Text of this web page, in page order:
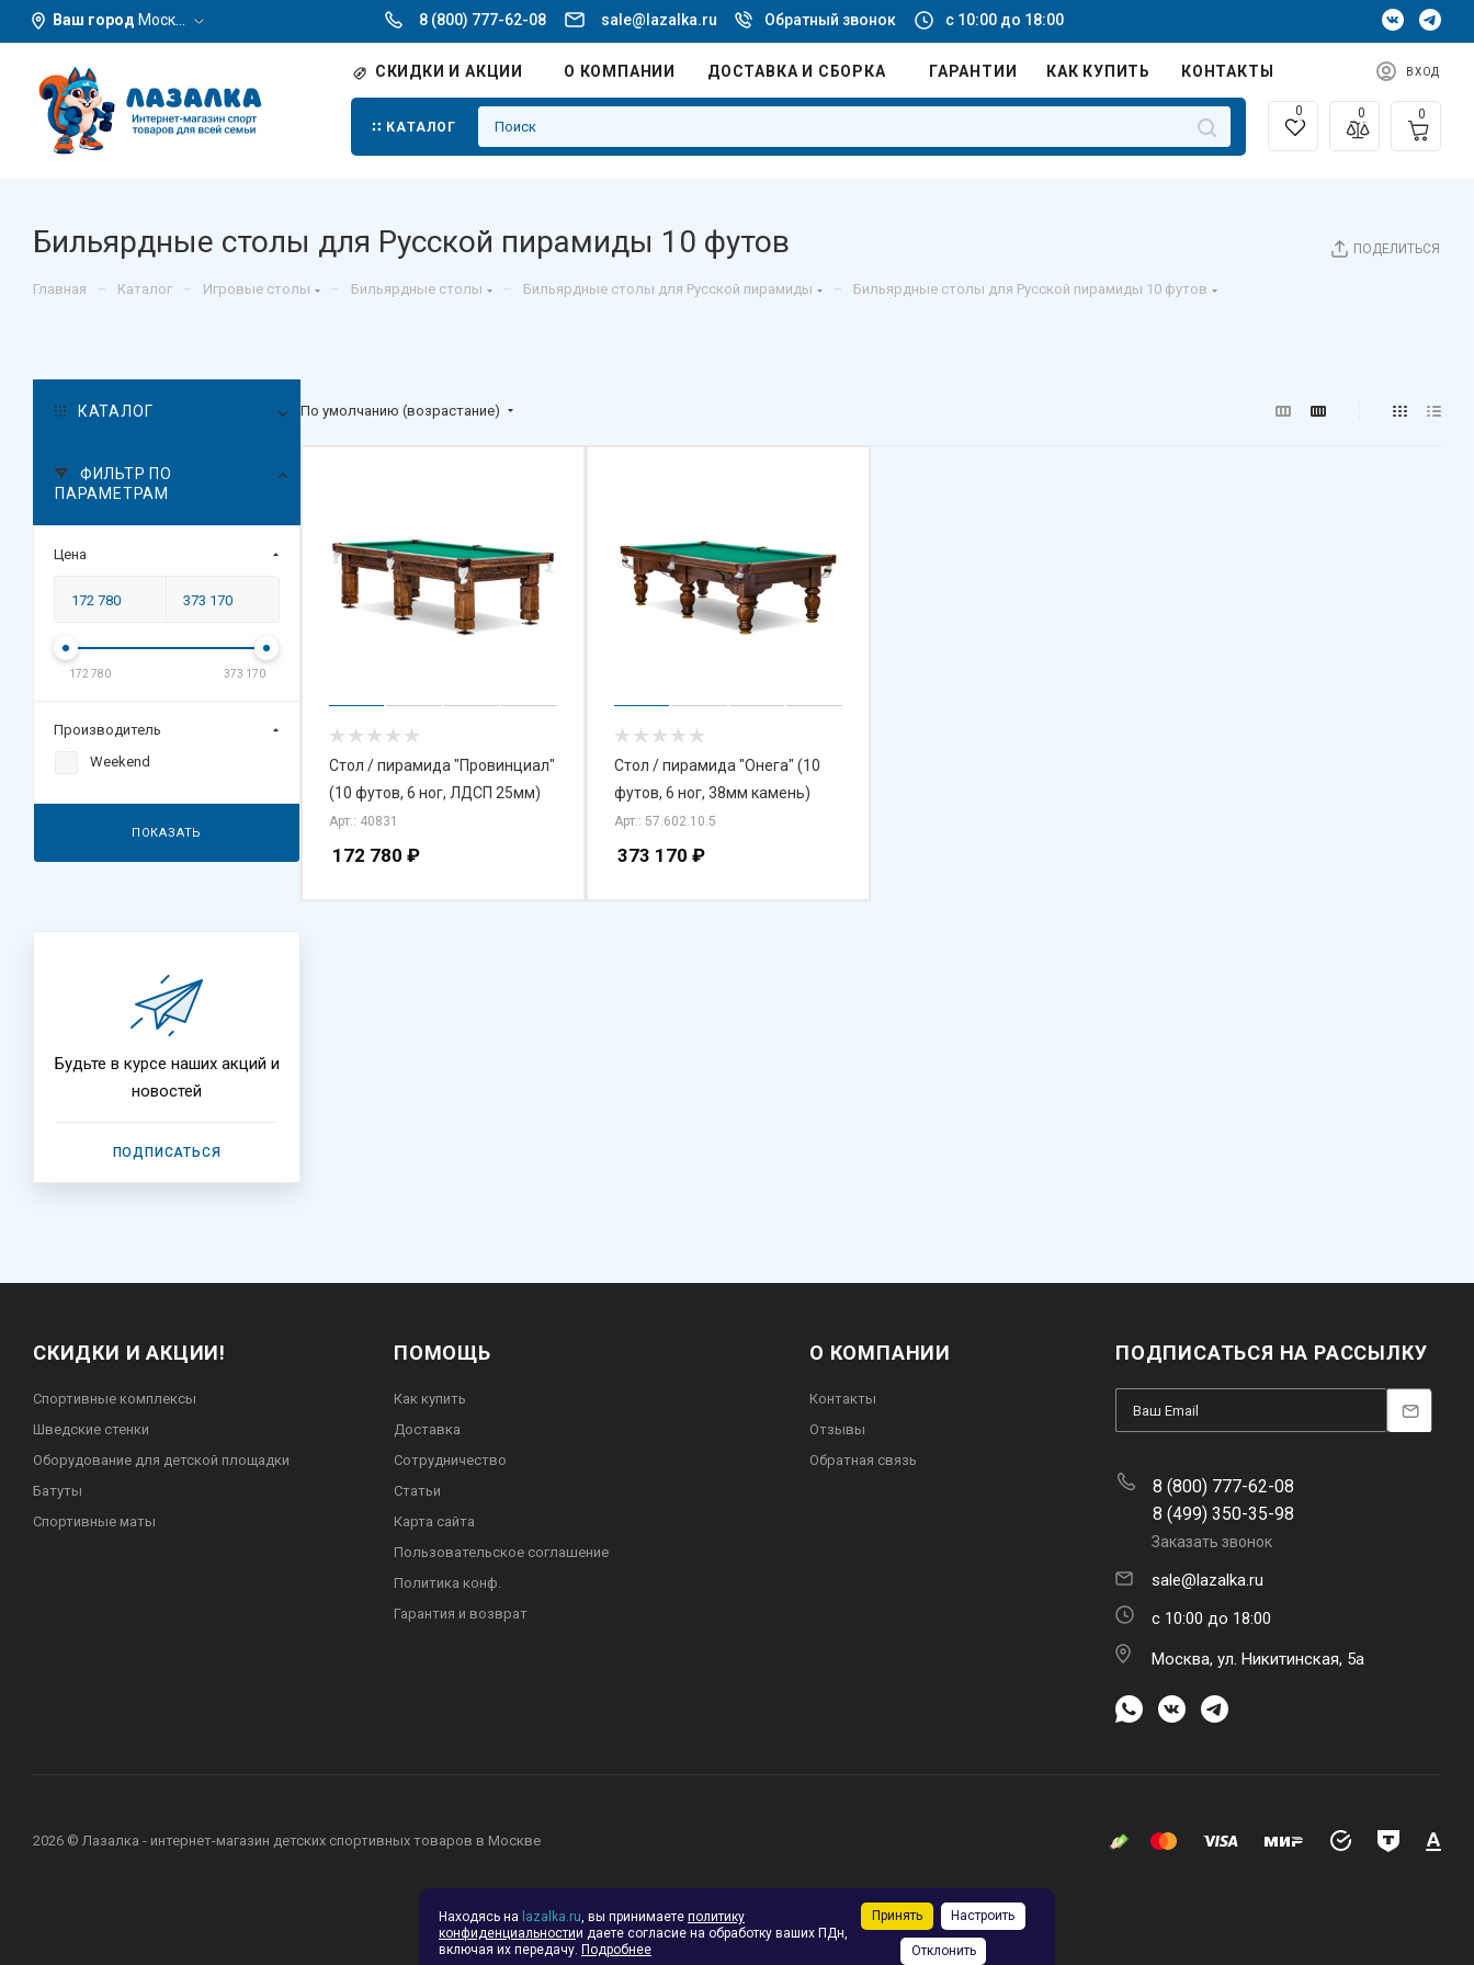
Ваш город Москва 8 (800) 777-62-08 sale@lazalka.ru Обратный звонок с 10:00 до 18:00
СКИДКИ И АКЦИИ О КОМПАНИИ ДОСТАВКА И СБОРКА ГАРАНТИИ КАК КУПИТЬ КОНТАКТЫ ВХОД
КАТАЛОГ
0 0 0
ПОДЕЛИТЬСЯ
Бильярдные столы для Русской пирамиды 10 футов
Главная – Каталог – Игровые столы – Бильярдные столы – Бильярдные столы для Русской пирамиды – Бильярдные столы для Русской пирамиды 10 футов
По умолчанию (возрастание)
Стол / пирамида "Провинциал"
(10 футов, 6 ног, ЛДСП 25мм)
Арт.: 40831
172 780 ₽
Стол / пирамида "Онега" (10
футов, 6 ног, 38мм камень)
Арт.: 57.602.10.5
373 170 ₽
КАТАЛОГ
ФИЛЬТР ПО
ПАРАМЕТРАМ
Цена
172 780 373 170
Производитель
Weekend
ПОКАЗАТЬ
Будьте в курсе наших акций и
новостей
ПОДПИСАТЬСЯ
СКИДКИ И АКЦИИ!
Спортивные комплексы
Шведские стенки
Оборудование для детской площадки
Батуты
Спортивные маты
ПОМОЩЬ
Как купить
Доставка
Сотрудничество
Статьи
Карта сайта
Пользовательское соглашение
Политика конф.
Гарантия и возврат
О КОМПАНИИ
Контакты
Отзывы
Обратная связь
ПОДПИСАТЬСЯ НА РАССЫЛКУ
8 (800) 777-62-08
8 (499) 350-35-98
Заказать звонок
sale@lazalka.ru
с 10:00 до 18:00
Москва, ул. Никитинская, 5а
2026 © Лазалка - интернет-магазин детских спортивных товаров в Москве
Находясь на lazalka.ru, вы принимаете политику
конфиденциальностии даете согласие на обработку ваших ПДн,
включая их передачу. Подробнее
Принять Настроить
Отклонить